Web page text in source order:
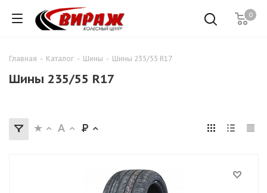
0
Главная - Каталог - Шины - Шины 235/55 R17
Шины 235/55 R17